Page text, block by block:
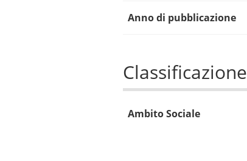
Anno di pubblicazione
Classificazione
Ambito Sociale